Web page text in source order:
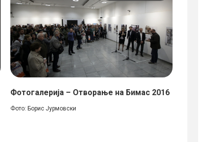
Фотогалерија – Отворање на Бимас 2016
Фото: Борис Јурмовски
АФС
Во тек
-ИАС27